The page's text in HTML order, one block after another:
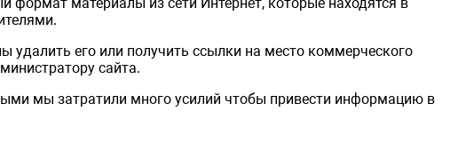
его или получить ссылки на место коммерческого
сайта.
мы затратили много усилий чтобы привести информацию в